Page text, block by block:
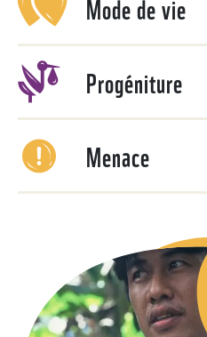
Progéniture
Menace